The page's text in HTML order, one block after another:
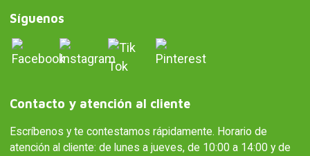
Síguenos
Contacto y atención al cliente
Escríbenos y te contestamos rápidamente. Horario de
atención al cliente: de lunes a jueves, de 10:00 a 14:00 y de